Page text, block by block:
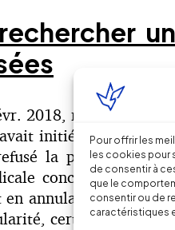
Pour offrir les
les cookies pour
de consentir à
que le
consentir ou de
caractéristiques
2018, n°17-
initié
la participation
concernée ne
annulation des
certes avérée,